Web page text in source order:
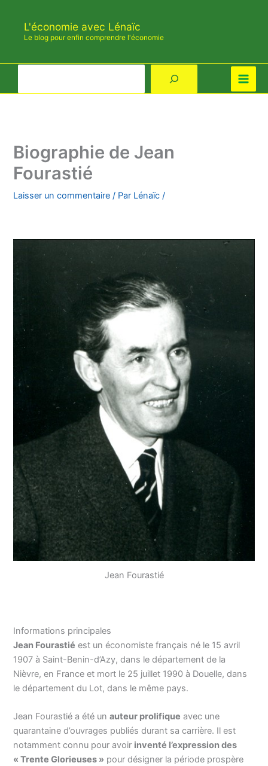
contenu
L'économie avec Lénaïc
Le blog pour enfin comprendre l'économie
Biographie de Jean
Fourastié
Laisser un commentaire / Par Lénaïc/
Jean Fourastié
Informations principales
Jean Fourastié est un économiste français né le 15 avril
1907 à Saint-Benin-d’Azy, dans le département de la
Nièvre, en France et mort le 25 juillet 1990 à Douelle, dans
le département du Lot, dans le même pays.
Jean Fourastié a été unauteur prolifique avec une
quarantaine d’ouvrages publiés durant sa carrière. Il est
notamment connu pour avoir inventé l’expression des
« Trente Glorieuses » pour désigner la période prospère